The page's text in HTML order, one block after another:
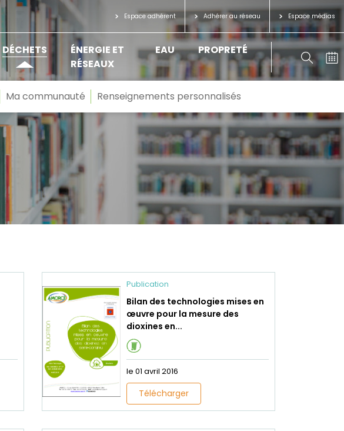
Espace adhérent Adhérer au réseau Espace médias
DÉCHETS
Ma communauté Renseignements personnalisés
ÉNERGIE ET
RÉSEAUX
EAU PROPRETÉ
Publication
Bilan des technologies mises en
œuvre pour la mesure des
dioxines en...
le 01 avril 2016
Télécharger